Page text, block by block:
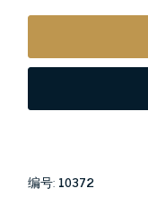
编号: 10372